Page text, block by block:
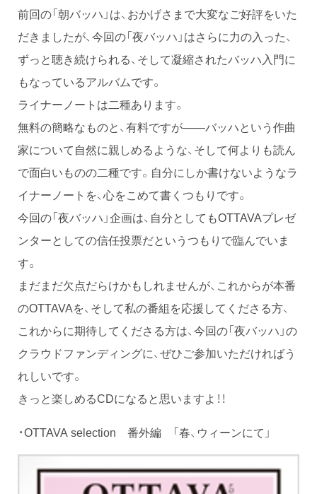
前回の「朝バッハ」は、おかげさまで大変なご好評をいた
だきましたが、今回の「夜バッハ」はさらに力の入った、
ずっと聴き続けられる、そして凝縮されたバッハ入門に
もなっているアルバムです。
ライナーノートは二種あります。
無料の簡略なものと、有料ですが――バッハという作曲
家について自然に親しめるような、そして何よりも読ん
で面白いものの二種です。自分にしか書けないようなラ
イナーノートを、心をこめて書くつもりです。
今回の「夜バッハ」企画は、自分としてもOTTAVAプレゼ
ンターとしての信任投票だというつもりで臨んでいま
す。
まだまだ欠点だらけかもしれませんが、これからが本番
のOTTAVAを、そして私の番組を応援してくださる方、
これからに期待してくださる方は、今回の「夜バッハ」の
クラウドファンディングに、ぜひご参加いただければう
れしいです。
きっと楽しめるCDになると思いますよ！！
・OTTAVA selection 番外編 「春、ウィーンにて」